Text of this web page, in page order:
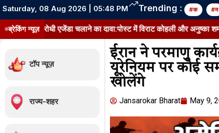
Saturday, 08 Aug 2026 | 05:48 PM Trending : #क #म
ब्रेकिंग न्यूज़
विरोधी एजेंडा चलाने का दावा:पोस्ट में विराट कोहली और अनुष्का शर्मा को
टॉप न्यूज़
राज्य-शहर
ईरान ने परमाणु
यूरेनियम पर कोई
खोलेंगे
Jansarokar Bharat May 9,